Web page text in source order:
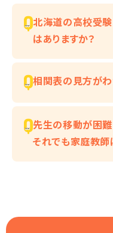
北海道の高校受験
はありますか？
相関表の見方が
先生の移動が困難
それでも家庭教師